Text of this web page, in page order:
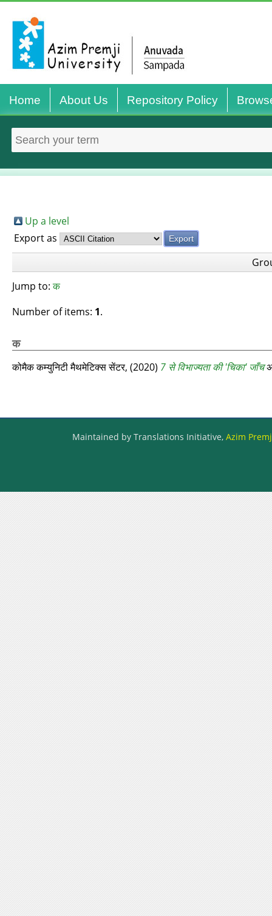
Home About Us Repository Policy
Up a level
Export as
Jump to:क
Number of items: 1.
क
कोमैक कम्युनिटी मैथमेटिक्स सेंटर, (2020) 7 से विभाज्यता की 'चिका' जाँच
Maintained by Translations Initiative, Azim